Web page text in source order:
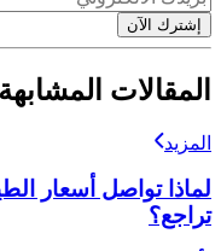
إشترك الآن
المقالات المشابهة
المزيد
لماذا تواصل أسعار
تراجع؟